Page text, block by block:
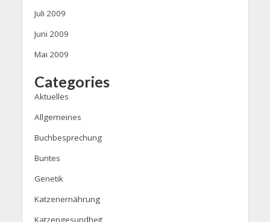
Juli 2009
Juni 2009
Mai 2009
Categories
Aktuelles
Allgemeines
Buchbesprechung
Buntes
Genetik
Katzenernährung
Katzengesundheit